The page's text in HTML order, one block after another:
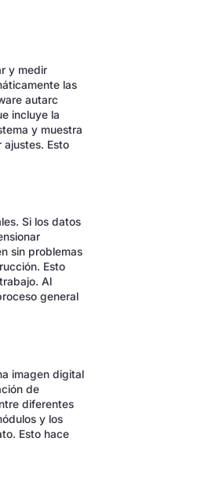
y medir
las
autarc
incluye la
y muestra
Esto
Si los datos
sin problemas
Esto
Al
general
imagen digital
de
diferentes
y los
Esto hace